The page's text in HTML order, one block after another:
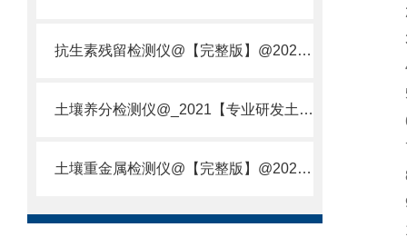
抗生素残留检测仪@【完整版】@2021专业抗生素残留检测仪器仪表
土壤养分检测仪@_2021【专业研发土壤养分快速检测仪器仪表厂】
土壤重金属检测仪@【完整版】@2021专业土壤重金属快速检测仪器仪表
2.
3.
4.
5.
6.
7.
8.
9.